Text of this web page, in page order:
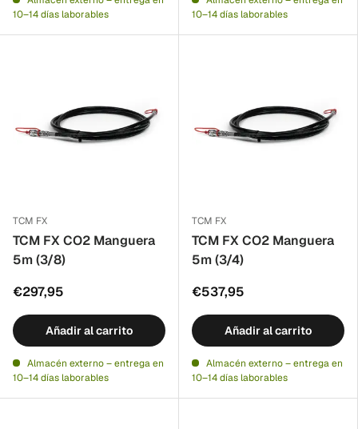
10–14 días laborables
10–14 días laborables
TCM FX
TCM FX CO2 Manguera
5m (3/8)
€297,95
Añadir al carrito
Almacén externo – entrega en
10–14 días laborables
TCM FX
TCM FX CO2 Manguera
5m (3/4)
€537,95
Añadir al carrito
Almacén externo – entrega en
10–14 días laborables